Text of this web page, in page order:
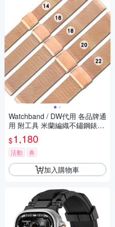
Watchband / DW代用 各品牌通
用 附工具 米蘭編織不鏽鋼錶帶
玫瑰金
$1,180
活動 券
加入購物車